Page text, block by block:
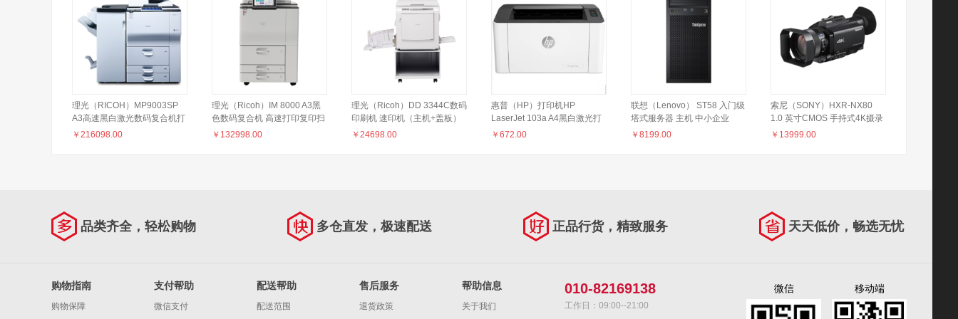
理光（RICOH）MP9003SP
A3高速黑白激光数码复合机打
印机复印扫描大型商务办公工
￥ 216098.00
理光（Ricoh）IM 8000 A3黑
色数码复合机 高速打印复印扫
描一体机
￥ 132998.00
理光（Ricoh）DD 3344C数码
印刷机 速印机（主机+盖板）
￥ 24698.00
惠普（HP）打印机HP
LaserJet 103a A4黑白激光打
印机（激光 普通办公打印机 黑
￥ 672.00
联想（Lenovo） ST58 入门级
塔式服务器 主机 中小企业
ERP 财务系统 ST58 至强 E-
￥ 8199.00
索尼（SONY）HXR-NX80
1.0 英寸CMOS 手持式4K摄录
一体机 小巧便携 12倍光学 专
￥ 13999.00
品类齐全，轻松购物 多仓直发，极速配送 正品行货，精致服务 天天低价，畅选无忧
购物指南
购物保障
支付帮助
微信支付
配送帮助
配送范围
售后服务
退货政策
帮助信息
关于我们
010-82169138
工作日：09:00--21:00
微信 移动端